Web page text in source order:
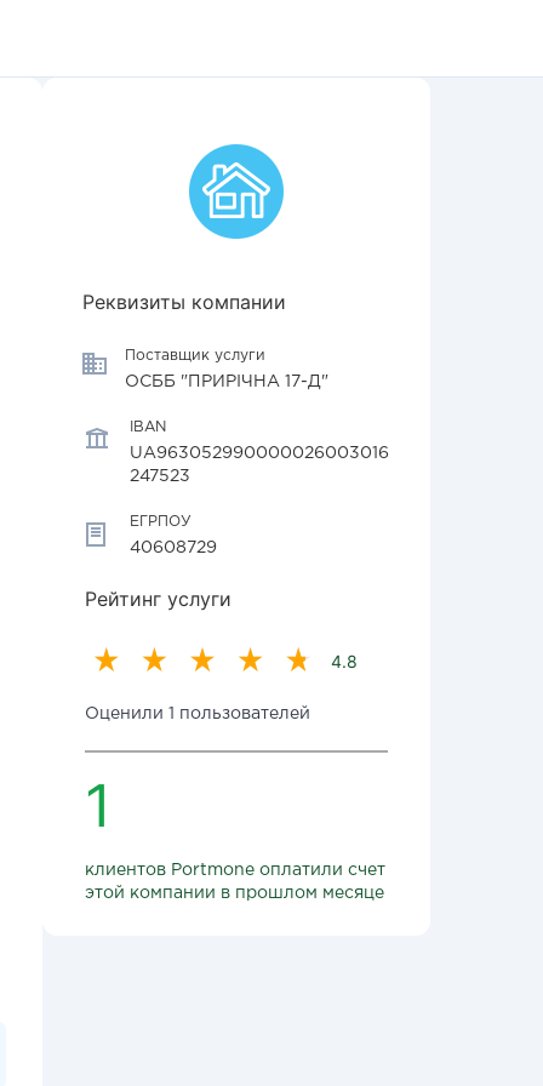
Реквизиты компании
Поставщик услуги
ОСББ "ПРИРІЧНА 17-Д"
IBAN
UA963052990000026003016
247523
ЕГРПОУ
40608729
Рейтинг услуги
4.8
Оценили 1 пользователей
1
клиентов Portmone оплатили счет
этой компании в прошлом месяце